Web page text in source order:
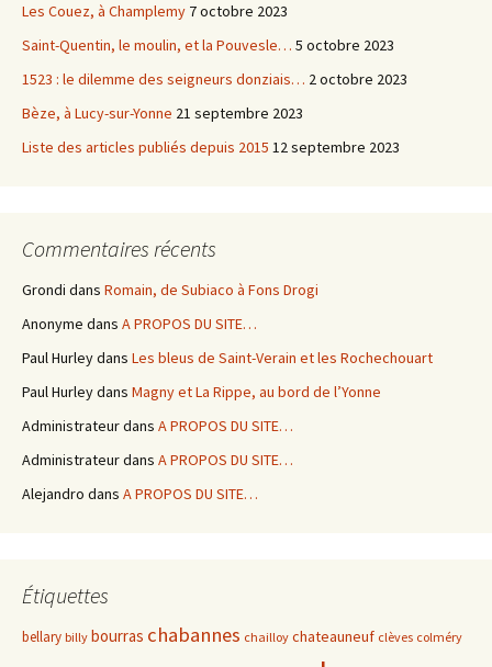
Les Couez, à Champlemy 7 octobre 2023
Saint-Quentin, le moulin, et la Pouvesle… 5 octobre 2023
1523 : le dilemme des seigneurs donziais… 2 octobre 2023
Bèze, à Lucy-sur-Yonne 21 septembre 2023
Liste des articles publiés depuis 2015 12 septembre 2023
Commentaires récents
Grondi dans Romain, de Subiaco à Fons Drogi
Anonyme dans A PROPOS DU SITE…
Paul Hurleydans Les bleus de Saint-Verain et les Rochechouart
Paul Hurleydans Magny et La Rippe, au bord de l’Yonne
Administrateurdans A PROPOS DU SITE…
Administrateurdans A PROPOS DU SITE…
Alejandro dans A PROPOS DU SITE…
Étiquettes
bellary billy bourras chabannes chailloy chateauneuf clèves colméry